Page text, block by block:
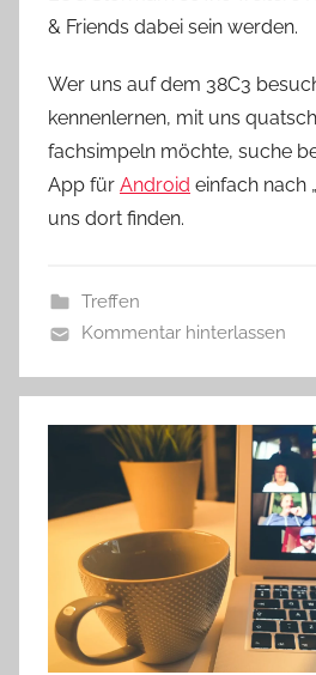
& Friends dabei sein werden.
Wer uns auf dem 38C3
kennenlernen, mit uns
fachsimpeln möchte, suche
App für Android einfach nach
uns dort finden.
Treffen
Kommentar hinterlassen